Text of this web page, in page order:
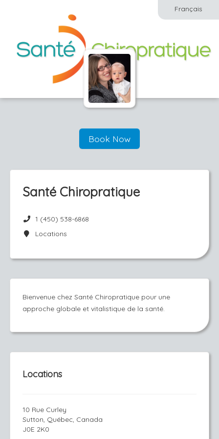
Français
Book Now
Santé Chiropratique
1 (450) 538-6868
Locations
Bienvenue chez Santé Chiropratique pour une
approche globale et vitalistique de la santé.
Locations
10 Rue Curley
Sutton, Québec, Canada
J0E 2K0